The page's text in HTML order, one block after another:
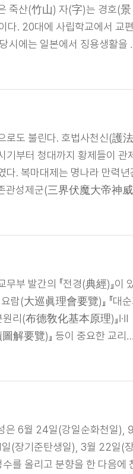
죽산(竹山) 자(字)는 경호(景
. 20대에 사립학교에서 교
시에는 일본에서 징용생활을
받고 곧 1946년 4월에 입도
경에 “박한경을 도전으로 임
시봉 도전과는 전혀 다르니
박한경에게 전수하였다.
로도 불린다. 호법사천신(護法
기부터 청대까지 황제들이 관
다. 복마대제는 명나라 만력년
관성제군(三界伏魔大帝神威
는 수명록을 관장하고 과거를
인식되었는데 이는 그가 천
로움이 없는 큰 신이기 때문이
서 집집마다 깨우치는 것을 거
. 청대 ...
부 발간의 『전경(典經)』이
람(大巡眞理會要覽)』 『대
리(布德敎化基本原理)』Ⅰ·Ⅱ
解要覽)』 등이 중요한 교리
순지침(大巡指針)』(종단 대
원리(布德敎化基本原理)』(
보(大巡會報)』(대순진리회
총165호) 『대순성적도해요람
은 6월 24일(강일순화천일),
일(장기준탄생일), 3월 22일(
를 올리고 분향을 한 다음에